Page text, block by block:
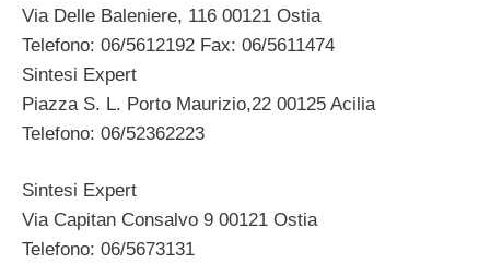
Via Delle Baleniere, 116 00121 Ostia
Telefono: 06/5612192 Fax: 06/5611474
Sintesi Expert
Piazza S. L. Porto Maurizio,22 00125 Acilia
Telefono: 06/52362223
Sintesi Expert
Via Capitan Consalvo 9 00121 Ostia
Telefono: 06/5673131